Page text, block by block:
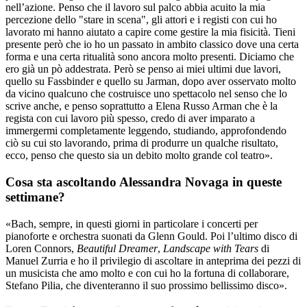
nell’azione. Penso che il lavoro sul palco abbia acuito la mia
percezione dello "stare in scena", gli attori e i registi con cui ho
lavorato mi hanno aiutato a capire come gestire la mia fisicità. Tieni
presente però che io ho un passato in ambito classico dove una certa
forma e una certa ritualità sono ancora molto presenti. Diciamo che
ero già un pò addestrata. Però se penso ai miei ultimi due lavori,
quello su Fassbinder e quello su Jarman, dopo aver osservato molto
da vicino qualcuno che costruisce uno spettacolo nel senso che lo
scrive anche, e penso soprattutto a Elena Russo Arman che è la
regista con cui lavoro più spesso, credo di aver imparato a
immergermi completamente leggendo, studiando, approfondendo
ciò su cui sto lavorando, prima di produrre un qualche risultato,
ecco, penso che questo sia un debito molto grande col teatro».
Cosa sta ascoltando Alessandra Novaga in queste
settimane?
«Bach, sempre, in questi giorni in particolare i concerti per
pianoforte e orchestra suonati da Glenn Gould. Poi l’ultimo disco di
Loren Connors, Beautiful Dreamer, Landscape with Tears di
Manuel Zurria e ho il privilegio di ascoltare in anteprima dei pezzi di
un musicista che amo molto e con cui ho la fortuna di collaborare,
Stefano Pilia, che diventeranno il suo prossimo bellissimo disco».